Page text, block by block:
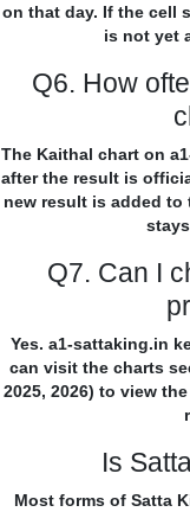
on that day. If the cell
is not yet
Q6. How
The Kaithal chart on
after the result is
new result is added to
Q7. Can I
Yes. a1-sattaking.in
can visit the charts
2025, 2026) to view
Is
Most forms of Satta